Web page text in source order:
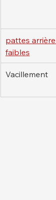
pattes arrière
faibles
Vacillement